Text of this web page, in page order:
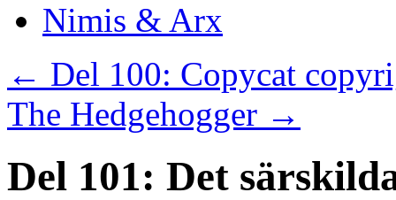
Nimis & Arx
← Del 100: Copycat
The Hedgehogger →
Del 101: Det